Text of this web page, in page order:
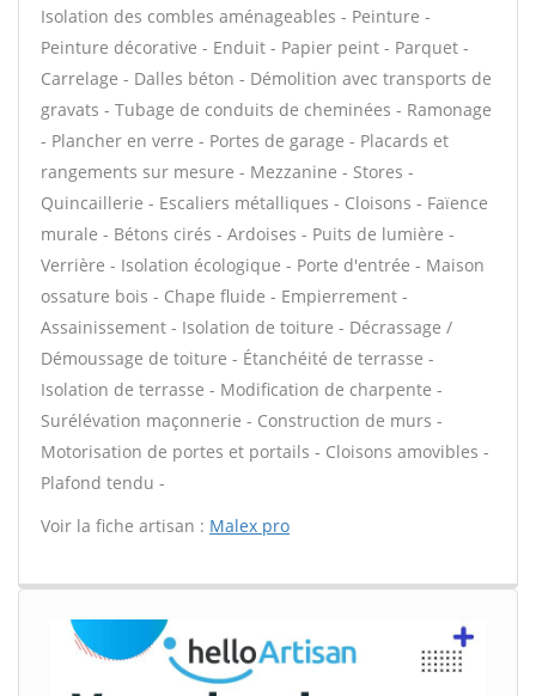
Isolation des combles aménageables - Peinture -
Peinture décorative - Enduit - Papier peint - Parquet -
Carrelage - Dalles béton - Démolition avec transports de
gravats - Tubage de conduits de cheminées - Ramonage
- Plancher en verre - Portes de garage - Placards et
rangements sur mesure - Mezzanine - Stores -
Quincaillerie - Escaliers métalliques - Cloisons - Faïence
murale - Bétons cirés - Ardoises - Puits de lumière -
Verrière - Isolation écologique - Porte d'entrée - Maison
ossature bois - Chape fluide - Empierrement -
Assainissement - Isolation de toiture - Décrassage /
Démoussage de toiture - Étanchéité de terrasse -
Isolation de terrasse - Modification de charpente -
Surélévation maçonnerie - Construction de murs -
Motorisation de portes et portails - Cloisons amovibles -
Plafond tendu -
Voir la fiche artisan : Malex pro